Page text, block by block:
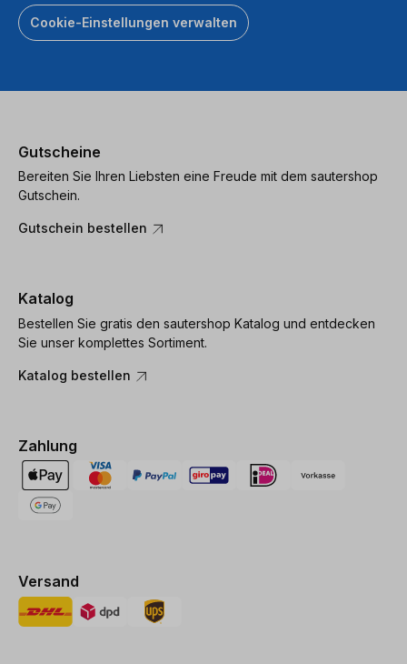
Cookie-Einstellungen verwalten
Gutscheine
Bereiten Sie Ihren Liebsten eine Freude mit dem sautershop
Gutschein.
Gutschein bestellen
Katalog
Bestellen Sie gratis den sautershop Katalog und entdecken
Sie unser komplettes Sortiment.
Katalog bestellen
Zahlung
Versand